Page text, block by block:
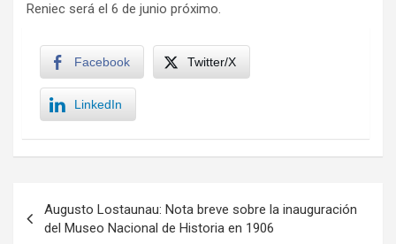
Reniec será el 6 de junio próximo.
Facebook Twitter/X
LinkedIn
de
Augusto Lostaunau: Nota breve sobre la inauguración
del Museo Nacional de Historia en 1906